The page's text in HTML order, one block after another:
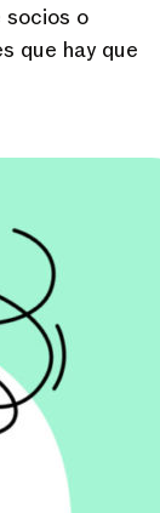
socios o
que hay que